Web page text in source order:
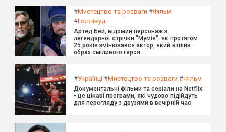
#Мистецтво та розваги #Фільм
#Голлівуд
Артед Бей, відомий персонаж з
легендарної стрічки "Мумія": як протягом
25 років змінювався актор, який втілив
образ сміливого героя.
#Українці #Мистецтво та розваги #Фільм
Документальні фільми та серіали на Netflix
- це цікаві програми, які чудово підійдуть
для перегляду з друзями в вечірній час.